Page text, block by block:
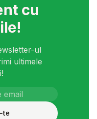
cu
ul
ultimele
te